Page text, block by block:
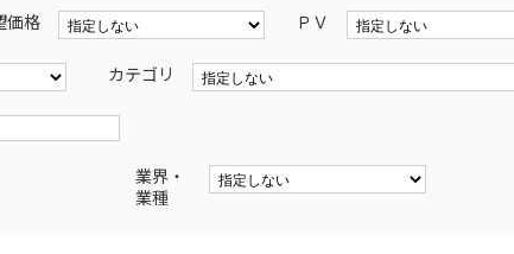
価格 ＰＶ
カテゴリ
業界・
業種